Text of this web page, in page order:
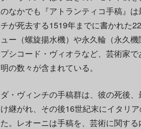
のなかでも『アトランティコ手稿』
チが死去する1519年までに書かれた
ュー（螺旋揚水機）や永久輪（永久
プシコード・ヴィオラなど、芸術家
明の数々が含まれている。
ダ・ヴィンチの手稿群は、彼の死後
け継がれ、その後16世紀末にイタリ
た。レオーニは手稿を、芸術に関す